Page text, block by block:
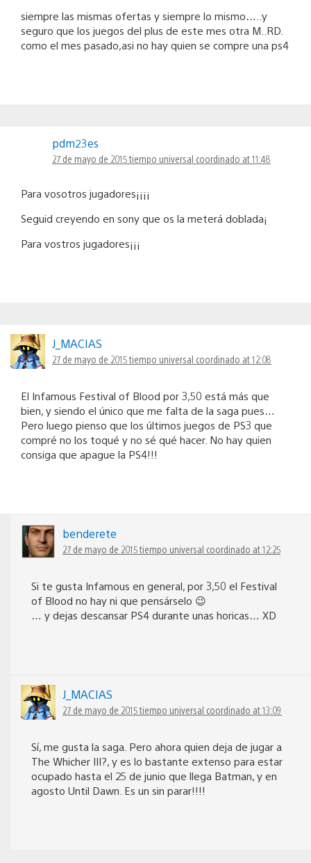
siempre las mismas ofertas y siempre lo mismo…..y
seguro que los juegos del plus de este mes otra M..RD.
como el mes pasado,asi no hay quien se compre una ps4
pdm23es
27 de mayo de 2015 tiempo universal coordinado at 11:48
Para vosotros jugadores¡¡¡¡
Seguid creyendo en sony que os la meterá doblada¡
Para vostros jugadores¡¡¡
J_MACIAS
27 de mayo de 2015 tiempo universal coordinado at 12:08
El Infamous Festival of Blood por 3,50 está más que
bien, y siendo el único que me falta de la saga pues…
Pero luego pienso que los últimos juegos de PS3 que
compré no los toqué y no sé qué hacer. No hay quien
consiga que apague la PS4!!!
benderete
27 de mayo de 2015 tiempo universal coordinado at 12:25
Si te gusta Infamous en general, por 3,50 el Festival
of Blood no hay ni que pensárselo 😉
… y dejas descansar PS4 durante unas horicas… XD
J_MACIAS
27 de mayo de 2015 tiempo universal coordinado at 13:09
Sí, me gusta la saga. Pero ahora quien deja de jugar a
The Whicher III?, y es lo bastante extenso para estar
ocupado hasta el 25 de junio que llega Batman, y en
agosto Until Dawn. Es un sin parar!!!!